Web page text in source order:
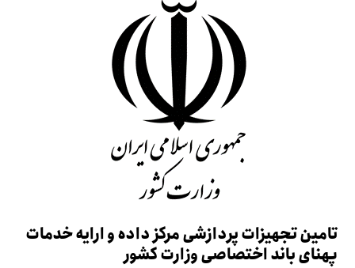
تامین تجهیزات پردازشی مرکز داده و ارایه خدمات
پهنای باند اختصاصی وزارت کشور